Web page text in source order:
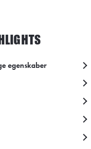
egenskaber